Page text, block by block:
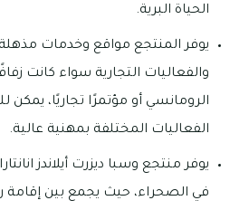
الحياة البرية.
يوفر المنتجع مواقع وخدمات مذهلة
والفعاليات التجارية سواء كانت
الرومانسي أو مؤتمرًا تجاريًا، يمكن
الفعاليات المختلفة بمهنية عالية.
يوفر منتجع وسبا ديزرت أيلاندز
في الصحراء، حيث يجمع بين إقامة